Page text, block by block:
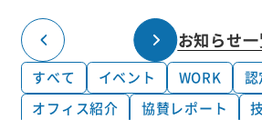
すべて イベント WORK
オフィス紹介
協賛レポート
お知らせ